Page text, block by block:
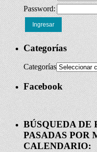
Password:
Ingresar
Categorías
Categorías
Facebook
BÚSQUEDA DE
PASADAS POR
CALENDARIO: